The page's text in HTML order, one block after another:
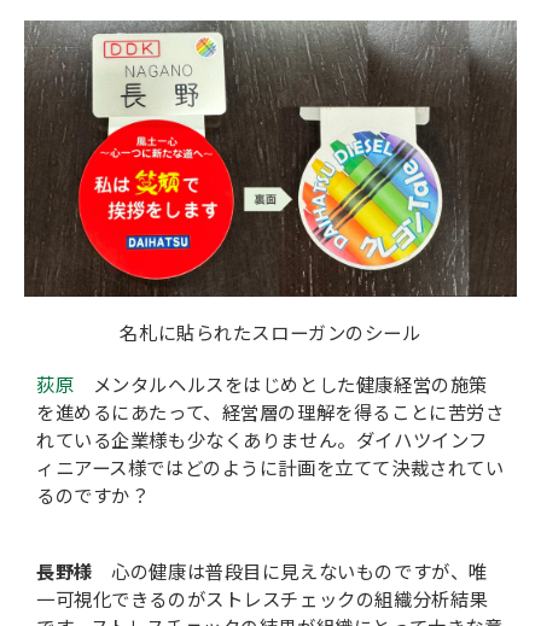
名札に貼られたスローガンのシール
荻原 メンタルヘルスをはじめとした健康経営の施策
を進めるにあたって、経営層の理解を得ることに苦労さ
れている企業様も少なくありません。ダイハツインフ
ィニアース様ではどのように計画を立てて決裁されてい
るのですか？
長野様 心の健康は普段目に見えないものですが、唯
一可視化できるのがストレスチェックの組織分析結果